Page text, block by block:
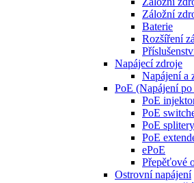
Záložní
Baterie
Rozšíření
Napájecí zdroje
Napájení a
PoE (Napájení po
PoE
PoE
PoE splitery
PoE
ePoE
Přepěťové
Ostrovní napájení